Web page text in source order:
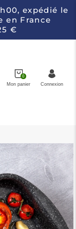
expédié le
en France
€
0
Mon panier Connexion